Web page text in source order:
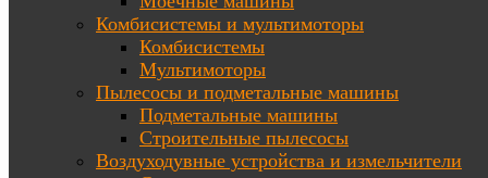
Комбисистемы и мультимоторы
Комбисистемы
Мультимоторы
Пылесосы и подметальные машины
Подметальные машины
Строительные пылесосы
Воздуходувные устройства и измельчители